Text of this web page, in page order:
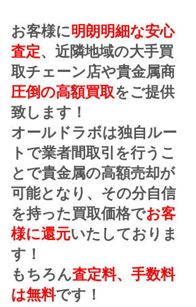
お客様に明朗明細な安心
査定、近隣地域の大手買
取チェーン店や貴金属商
圧倒の高額買取をご提供
致します！
オールドラボは独自ルー
トで業者間取引を行うこ
とで貴金属の高額売却が
可能となり、その分自信
を持った買取価格でお客
様に還元いたしておりま
す！
もちろん査定料、手数料
は無料です！